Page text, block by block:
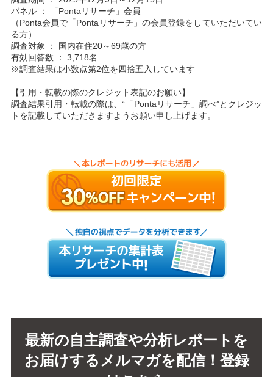
パネル ： 「Pontaリサーチ」会員
（Ponta会員で「Pontaリサーチ」の会員登録をしていただいてい
る方）
調査対象 ： 国内在住20～69歳の方
有効回答数 ： 3,718名
※調査結果は小数点第2位を四捨五入しています
【引用・転載の際のクレジット表記のお願い】
調査結果引用・転載の際は、“「Pontaリサーチ」調べ”とクレジッ
トを記載していただきますようお願い申し上げます。
最新の自主調査や分析レポートを
お届けするメルマガを配信！登録